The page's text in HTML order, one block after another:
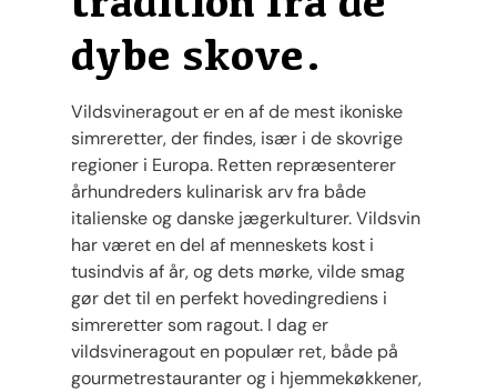
dybe skove.
Vildsvineragout er en af de mest ikoniske
simreretter, der findes, især i de skovrige
regioner i Europa. Retten repræsenterer
århundreders kulinarisk arv fra både
italienske og danske jægerkulturer. Vildsvin
har været en del af menneskets kost i
tusindvis af år, og dets mørke, vilde smag
gør det til en perfekt hovedingrediens i
simreretter som ragout. I dag er
vildsvineragout en populær ret, både på
gourmetrestauranter og i hjemmekøkkener,